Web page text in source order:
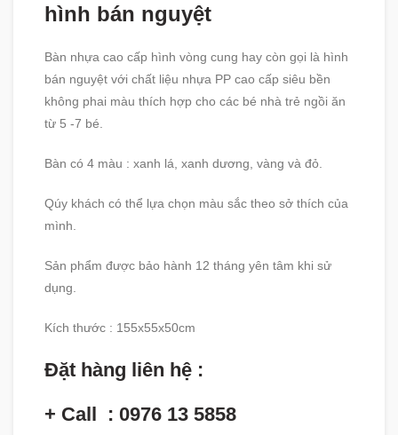
hình bán nguyệt
Bàn nhựa cao cấp hình vòng cung hay còn gọi là hình
bán nguyệt với chất liệu nhựa PP cao cấp siêu bền
không phai màu thích hợp cho các bé nhà trẻ ngồi ăn
từ 5 -7 bé.
Bàn có 4 màu : xanh lá, xanh dương, vàng và đỏ.
Qúy khách có thể lựa chọn màu sắc theo sở thích của
mình.
Sản phẩm được bảo hành 12 tháng yên tâm khi sử
dụng.
Kích thước : 155x55x50cm
Đặt hàng liên hệ :
+ Call : 0976 13 5858